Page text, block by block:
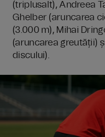
(triplusalt), Andreea
Ghelber (aruncarea
(3.000 m), Mihai
(aruncarea greutății)
discului).